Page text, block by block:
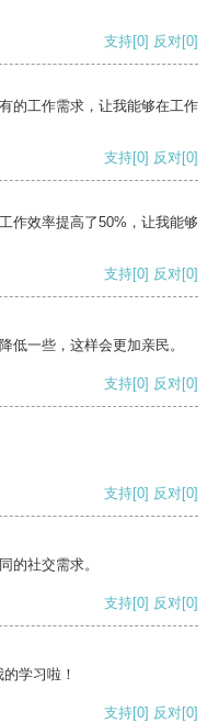
支持[0] 反对[0]
的工作需求，让我能够在工作
支持[0] 反对[0]
作效率提高了50%，让我能够
支持[0] 反对[0]
低一些，这样会更加亲民。
支持[0] 反对[0]
支持[0] 反对[0]
的社交需求。
支持[0] 反对[0]
学习啦！
支持[0] 反对[0]